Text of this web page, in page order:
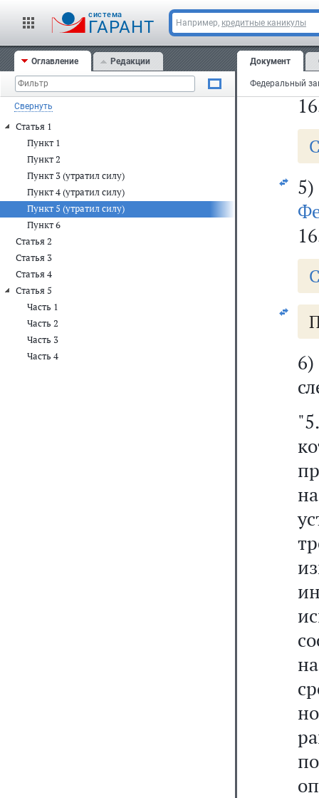
cистема
ГАРАНТ Например, кредитные каникулы
Оглавление Редакции
Свернуть
Статья 1
Пункт 1
Пункт 2
Пункт 3 (утратил силу)
Пункт 4 (утратил силу)
Пункт 5 (утратил силу)
Пункт 6
Статья 2
Статья 3
Статья 4
Статья 5
Часть 1
Часть 2
Часть 3
Часть 4
Документ